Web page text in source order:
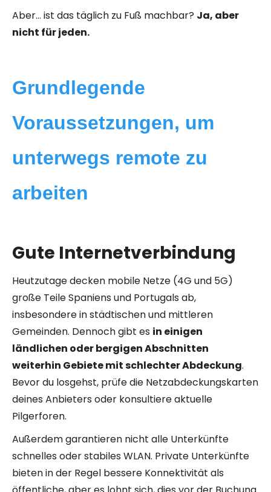
Aber… ist das täglich zu Fuß machbar? Ja, aber
nicht für jeden.
Grundlegende
Voraussetzungen, um
unterwegs remote zu
arbeiten
Gute Internetverbindung
Heutzutage decken mobile Netze (4G und 5G)
große Teile Spaniens und Portugals ab,
insbesondere in städtischen und mittleren
Gemeinden. Dennoch gibt es in einigen
ländlichen oder bergigen Abschnitten
weiterhin Gebiete mit schlechter Abdeckung.
Bevor du losgehst, prüfe die Netzabdeckungskarten
deines Anbieters oder konsultiere aktuelle
Pilgerforen.
Außerdem garantieren nicht alle Unterkünfte
schnelles oder stabiles WLAN. Private Unterkünfte
bieten in der Regel bessere Konnektivität als